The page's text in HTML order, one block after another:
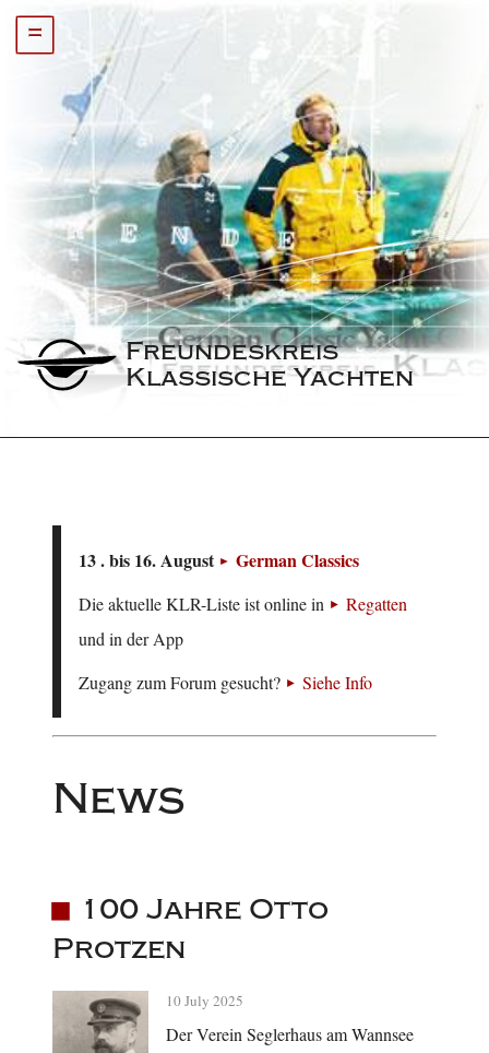
=
Freundeskreis
Klassische Yachten
13 . bis 16. August German Classics
Die aktuelle KLR-Liste ist online in
Regatten
und in der App
Zugang zum Forum gesucht?
Siehe Info
News
100 Jahre Otto
Protzen
10 July 2025
Der Verein Seglerhaus am Wannsee